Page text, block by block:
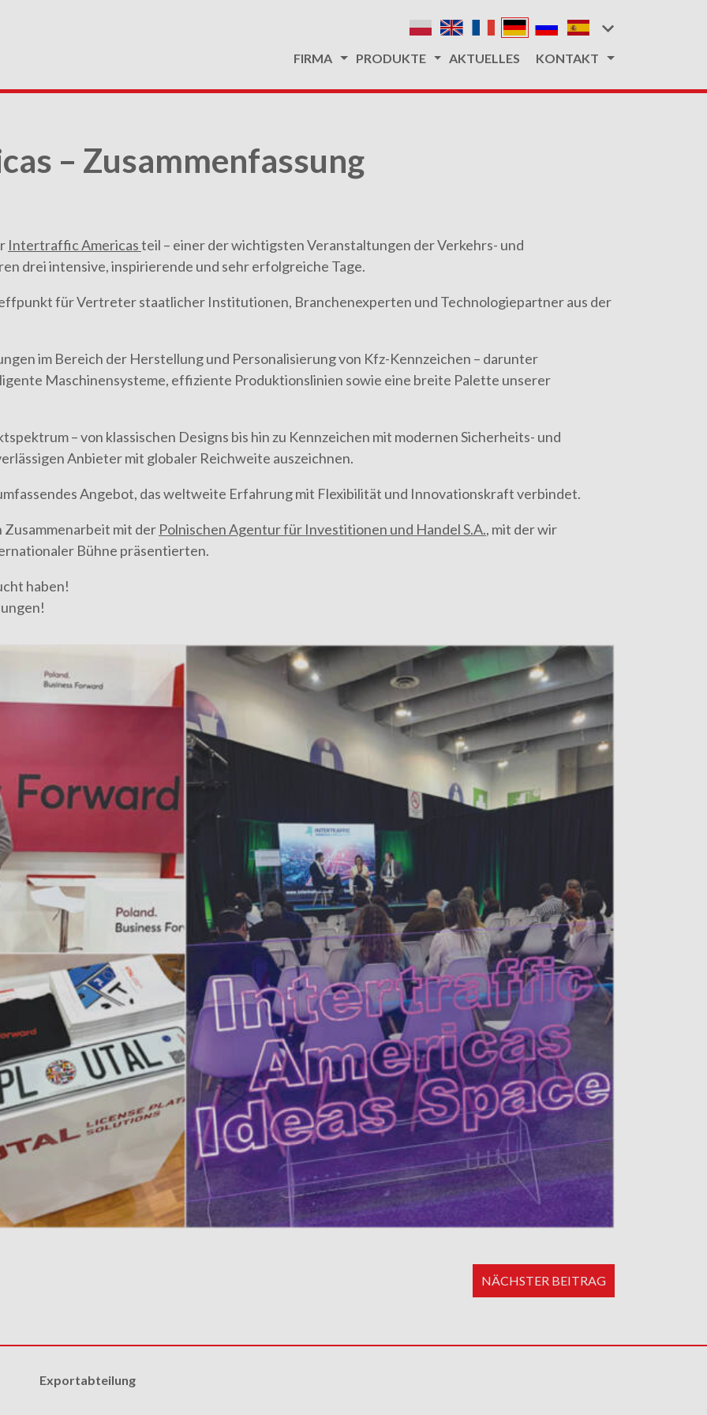
FIRMA PRODUKTE AKTUELLES KONTAKT
– Zusammenfassung
Intertraffic Americasteil – einer der wichtigsten Veranstaltungen der Verkehrs- und
drei intensive, inspirierende und sehr erfolgreiche Tage.
für Vertreter staatlicher Institutionen, Branchenexperten und Technologiepartner aus der
im Bereich der Herstellung und Personalisierung von Kfz-Kennzeichen – darunter
Maschinensysteme, effiziente Produktionslinien sowie eine breite Palette unserer
– von klassischen Designs bis hin zu Kennzeichen mit modernen Sicherheits- und
Anbieter mit globaler Reichweite auszeichnen.
Angebot, das weltweite Erfahrung mit Flexibilität und Innovationskraft verbindet.
Zusammenarbeit mit der Polnischen Agentur für Investitionen und Handel S.A., mit der wir
Bühne präsentierten.
haben!
NÄCHSTER BEITRAG
Exportabteilung